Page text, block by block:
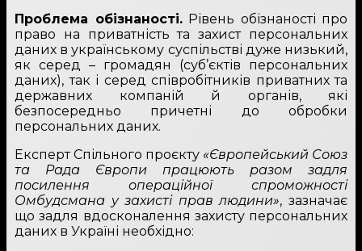
Проблема обізнаності.Рівень обізнаності про
право на приватність та захист персональних
даних в українському суспільстві дуже низький,
як серед – громадян (суб’єктів персональних
даних), так і серед співробітників приватних та
державних компаній й органів, які
безпосередньо причетні до обробки
персональних даних.
Експерт Спільного проєкту «Європейський Союз
та Рада Європи працюють разом задля
посилення операційної спроможності
Омбудсмана у захисті прав людини», зазначає
що задля вдосконалення захисту персональних
даних в Україні необхідно: